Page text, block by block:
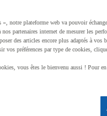
notre plateforme web va pouvoir
partenaires internet de mesurer les
des articles encore plus adaptés à
préférences par type de cookies,
vous êtes le bienvenu aussi ! Pour